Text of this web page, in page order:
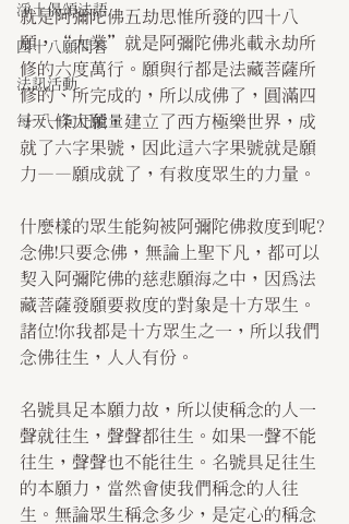
淨土偈頌法語
四十八願問答
法訊活動
每天一句正能量
就是阿彌陀佛五劫思惟所發的四十八
願，“大業”就是阿彌陀佛兆載永劫所
修的六度萬行。願與行都是法藏菩薩所
修的、所完成的，所以成佛了，圓滿四
十八條大願，建立了西方極樂世界，成
就了六字果號，因此這六字果號就是願
力——願成就了，有救度眾生的力量。
什麼樣的眾生能夠被阿彌陀佛救度到呢?
念佛!只要念佛，無論上聖下凡，都可以
契入阿彌陀佛的慈悲願海之中，因為法
藏菩薩發願要救度的對象是十方眾生。
諸位!你我都是十方眾生之一，所以我們
念佛往生，人人有份。
名號具足本願力故，所以使稱念的人一
聲就往生，聲聲都往生。如果一聲不能
往生，聲聲也不能往生。名號具足往生
的本願力，當然會使我們稱念的人往
生。無論眾生稱念多少，是定心的稱念